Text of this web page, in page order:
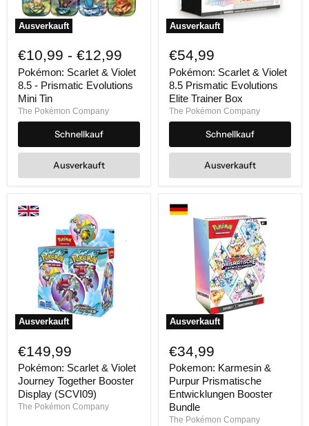
Ausverkauft
Scarlet
&
Violet
8.5
Prismatic
Evolutions
Mini
€10,99 - €12,99
Pokémon: Scarlet & Violet
8.5 - Prismatic Evolutions
Mini Tin
The Pokémon Company
Schnellkauf
Ausverkauft
Ausverkauft
Scarlet
&
Violet
8.5
Prismatic
Evolutions
Elite
Trainer
€54,99
Pokémon: Scarlet & Violet
8.5 Prismatic Evolutions
Elite Trainer Box
The Pokémon Company
Schnellkauf
Ausverkauft
Ausverkauft
Scarlet
&
Violet
Journey
Together
Booster
Display
€149,99
Pokémon: Scarlet & Violet
Journey Together Booster
Display (SCVI09)
The Pokémon Company
Ausverkauft
Karmesin
&
Purpur
Prismatische
Entwicklungen
Booster
Bundle
€34,99
Pokemon: Karmesin &
Purpur Prismatische
Entwicklungen Booster
Bundle
The Pokémon Company